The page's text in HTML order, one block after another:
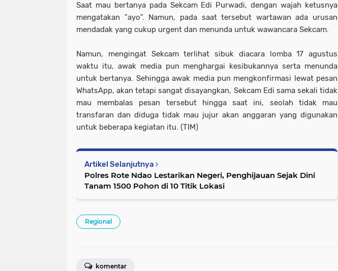
Saat mau bertanya pada Sekcam Edi Purwadi, dengan wajah ketusnya
mengatakan "ayo". Namun, pada saat tersebut wartawan ada urusan
mendadak yang cukup urgent dan menunda untuk wawancara Sekcam.
Namun, mengingat Sekcam terlihat sibuk diacara lomba 17 agustus
waktu itu, awak media pun menghargai kesibukannya serta menunda
untuk bertanya. Sehingga awak media pun mengkonfirmasi lewat pesan
WhatsApp, akan tetapi sangat disayangkan, Sekcam Edi sama sekali tidak
mau membalas pesan tersebut hingga saat ini, seolah tidak mau
transfaran dan diduga tidak mau jujur akan anggaran yang digunakan
untuk beberapa kegiatan itu. (TIM)
Artikel Selanjutnya
Polres Rote Ndao Lestarikan Negeri, Penghijauan Sejak Dini
Tanam 1500 Pohon di 10 Titik Lokasi
Regional
komentar